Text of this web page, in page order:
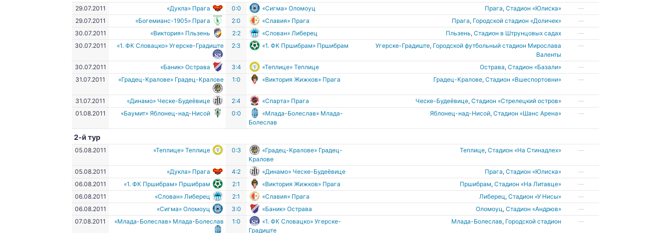
29.07.2011 «Дукла» Прага 0:0 «Сигма» Оломоуц Прага,Стадион «Юлиска»
—
29.07.2011
«Богемианс-1905» Прага 2:0 «Славия» Прага Прага, Городской стадион «Доличек»
—
30.07.2011
«Виктория» Пльзень 2:2 «Слован» Либерец Пльзень,Стадион в Штрунцовых садах
—
30.07.2011
«1. ФК Словацко» Угерске-Градиште 2:3 «1. ФК Пршибрам» Пршибрам Угерске-Градиште, Городской футбольный стадион Мирослава
Валенты
—
30.07.2011 «Баник» Острава 3:4 «Теплице» Теплице Острава,Стадион «Базали»
—
31.07.2011
«Градец-Кралове» Градец-Кралове 1:0 «Виктория Жижков» Прага Градец-Кралове,Cтадион «Вшеспортовни» —
31.07.2011 «Динамо» Ческе-Будеёвице 2:4 «Спарта» Прага Ческе-Будеёвице,Стадион «Стрелецкий остров»
—
01.08.2011
«Баумит» Яблонец-над-Нисой 0:0
«Млада-Болеслав» Млада-
Болеслав
Яблонец-над-Нисой,Стадион «Шанс Арена» —
2-й тур
05.08.2011 «Теплице» Теплице 0:3
«Градец-Кралове» Градец-
Кралове
Теплице,Стадион «На Стинадлех» —
05.08.2011 «Дукла» Прага 4:2 «Динамо» Ческе-Будеёвице Прага,Стадион «Юлиска»
—
06.08.2011
«1. ФК Пршибрам» Пршибрам 2:1 «Виктория Жижков» Прага Пршибрам,Cтадион «На Литавце»
—
06.08.2011
«Слован» Либерец 2:1 «Славия» Прага Либерец ,Стадион «У Нисы»
—
06.08.2011
«Сигма» Оломоуц 3:0 «Баник» Острава Оломоуц ,Стадион «Андрюв»
—
07.08.2011
«Млада-Болеслав» Млада-Болеслав 1:0
«1. ФК Словацко» Угерске-
Градиште
Млада-Болеслав, Городской стадион —